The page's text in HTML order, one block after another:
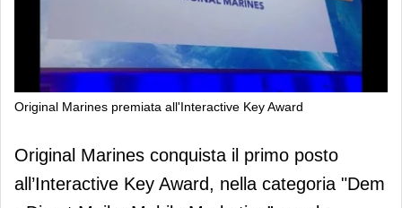
Original Marines premiata all'Interactive Key Award
Original Marines premiata
all'Interactive Key Award
Original Marines conquista il primo posto
all’Interactive Key Award, nella categoria "Dem